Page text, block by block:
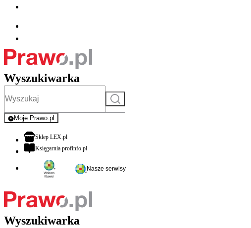
Wyszukiwarka
Szukaj
Moje Prawo.pl
- rejestracja i logowanie do serwisu
Sklep LEX.plotwiera się w nowej karcie
Księgarnia profinfo.plotwiera się w nowej karcie
Nasze serwisy
Wyszukiwarka